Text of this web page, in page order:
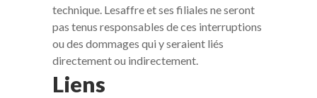
technique. Lesaffre et ses filiales ne seront
pas tenus responsables de ces interruptions
ou des dommages qui y seraient liés
directement ou indirectement.
Liens